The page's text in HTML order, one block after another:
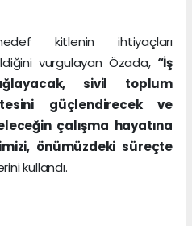
kitlenin ihtiyaçları
vurgulayan Özada, “İş
sivil toplum
güçlendirecek ve
çalışma hayatına
önümüzdeki süreçte
kullandı.